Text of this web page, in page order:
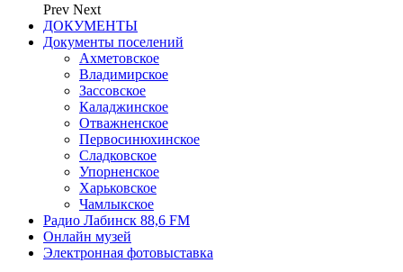
Prev Next
ДОКУМЕНТЫ
Документы поселений
Ахметовское
Владимирское
Зассовское
Каладжинское
Отважненское
Первосинюхинское
Сладковское
Упорненское
Харьковское
Чамлыкское
Радио Лабинск 88,6 FM
Онлайн музей
Электронная фотовыставка